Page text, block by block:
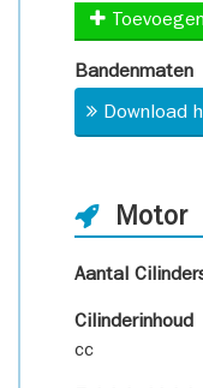
Bandenmaten
Download
Motor
Aantal
Cilinderinhoud
cc